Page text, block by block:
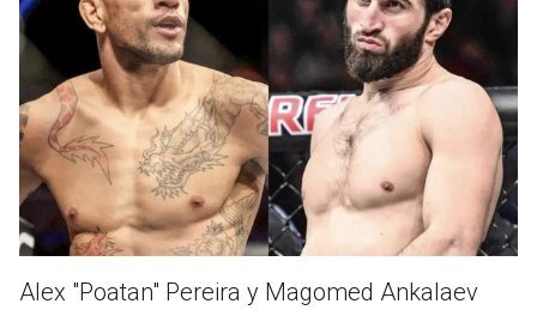
Alex "Poatan" Pereira y Magomed Ankalaev